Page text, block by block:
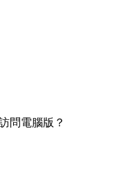
問電腦版？